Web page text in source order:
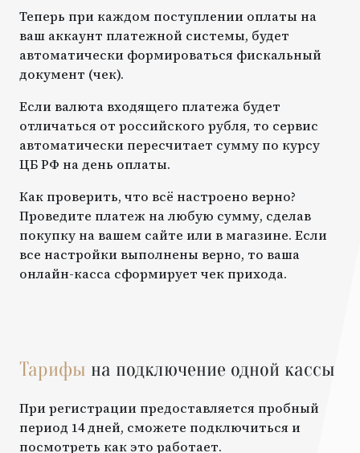
Теперь при каждом поступлении оплаты на
ваш аккаунт платежной системы, будет
автоматически формироваться фискальный
документ (чек).
Если валюта входящего платежа будет
отличаться от российского рубля, то сервис
автоматически пересчитает сумму по курсу
ЦБ РФ на день оплаты.
Как проверить, что всё настроено верно?
Проведите платеж на любую сумму, сделав
покупку на вашем сайте или в магазине. Если
все настройки выполнены верно, то ваша
онлайн-касса сформирует чек прихода.
Тарифы на подключение одной кассы
При регистрации предоставляется пробный
период 14 дней, сможете подключиться и
посмотреть как это работает.